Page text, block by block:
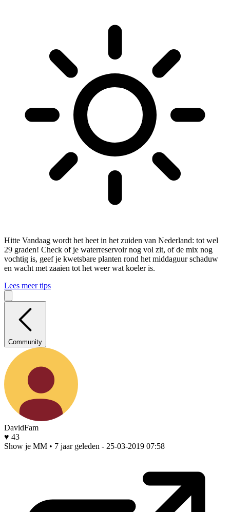
Hitte Vandaag wordt het heet in het zuiden van Nederland: tot wel
29 graden! Check of je waterreservoir nog vol zit, of de mix nog
vochtig is, geef je kwetsbare planten rond het middaguur schaduw
en wacht met zaaien tot het weer wat koeler is.
Lees meer tips
Community
DavidFam
♥ 43
Show je MM • 7 jaar geleden - 25-03-2019 07:58